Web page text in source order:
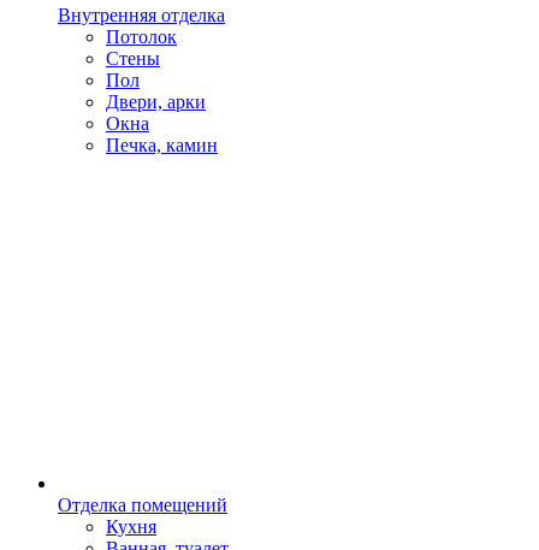
Внутренняя отделка
Потолок
Стены
Пол
Двери, арки
Окна
Печка, камин
Отделка помещений
Кухня